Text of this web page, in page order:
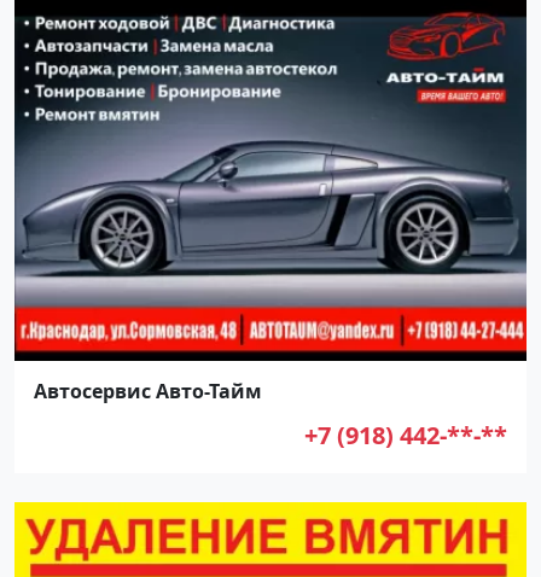
Автосервис Авто-Тайм
+7 (918) 442-**-**